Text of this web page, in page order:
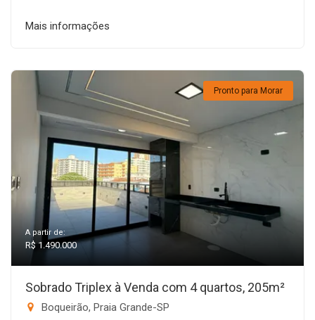
Mais informações
Pronto para Morar
A partir de:
R$ 1.490.000
Sobrado Triplex à Venda com 4 quartos, 205m²
Boqueirão, Praia Grande-SP